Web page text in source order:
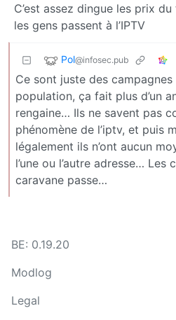
C’est assez dingue les prix
les gens passent à l’IPTV
Pol@infosec.pub
Ce sont juste des
population, ça fait plus d’un
rengaine… Ils ne savent pas
phénomène de l’iptv, et puis
légalement ils n’ont aucun
l’une ou l’autre adresse… Les
caravane passe…
BE: 0.19.20
Modlog
Legal